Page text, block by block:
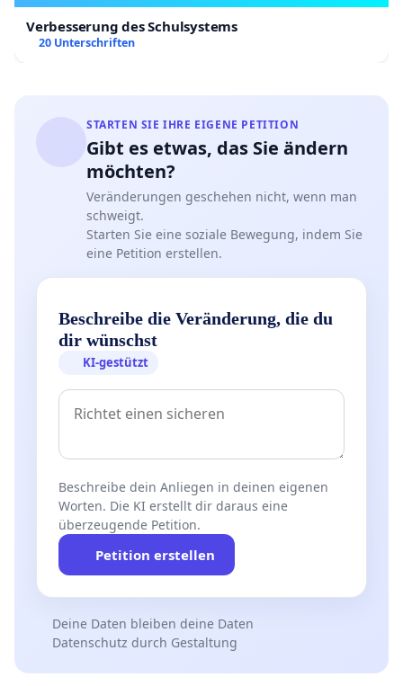
Verbesserung des Schulsystems
20 Unterschriften
STARTEN SIE IHRE EIGENE PETITION
Gibt es etwas, das Sie ändern
möchten?
Veränderungen geschehen nicht, wenn man
schweigt.
Starten Sie eine soziale Bewegung, indem Sie
eine Petition erstellen.
Beschreibe die Veränderung, die du
dir wünschst
KI-gestützt
Beschreibe dein Anliegen in deinen eigenen
Worten. Die KI erstellt dir daraus eine
überzeugende Petition.
Petition erstellen
Deine Daten bleiben deine Daten
Datenschutz durch Gestaltung